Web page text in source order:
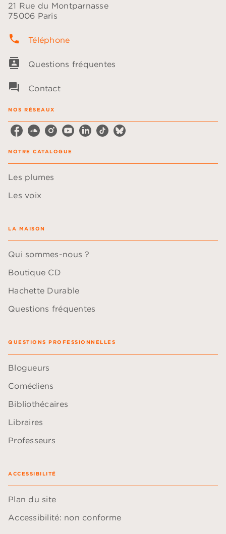
21 Rue du Montparnasse
75006 Paris
phone Téléphone
contacts Questions fréquentes
question_answer Contact
NOS RÉSEAUX
NOTRE CATALOGUE
Les plumes
Les voix
LA MAISON
Qui sommes-nous ?
Boutique CD
Hachette Durable
Questions fréquentes
QUESTIONS PROFESSIONNELLES
Blogueurs
Comédiens
Bibliothécaires
Libraires
Professeurs
ACCESSIBILITÉ
Plan du site
Accessibilité: non conforme